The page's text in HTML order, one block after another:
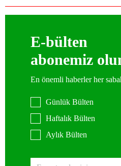
E-bülten
abonemiz
En önemli haberler her
Günlük Bülten
Haftalık Bülten
Aylık Bülten